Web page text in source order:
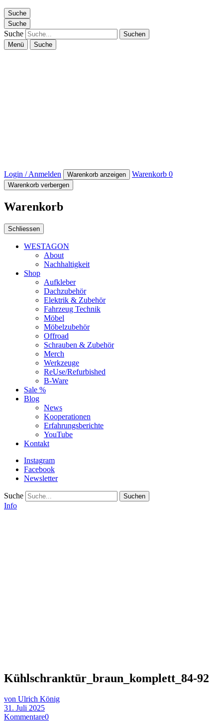
Suche
Suche
Suche
Menü Suche
Login / Anmelden Warenkorb anzeigen Warenkorb 0
Warenkorb verbergen
Warenkorb
Schliessen
WESTAGON
About
Nachhaltigkeit
Shop
Aufkleber
Dachzubehör
Elektrik & Zubehör
Fahrzeug Technik
Möbel
Möbelzubehör
Offroad
Schrauben & Zubehör
Merch
Werkzeuge
ReUse/Refurbished
B-Ware
Sale %
Blog
News
Kooperationen
Erfahrungsberichte
YouTube
Kontakt
Instagram
Facebook
Newsletter
Suche
Info
Kühlschranktür_braun_komplett_84-92
von Ulrich König
31. Juli 2025
Kommentare0